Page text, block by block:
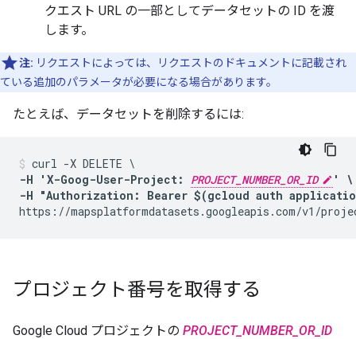
クエスト URL の一部としてデータセットの ID を渡
します。
注: リクエストによっては、リクエストのドキュメントに記載され
ている追加のパラメータが必要になる場合があります。
たとえば、データセットを削除するには:
-H 'X-Goog-User-Project: PROJECT_NUMBER_OR_ID
' \
-H "Authorization: Bearer $(gcloud auth
https://mapsplatformdatasets.googleapis.com/v1/
プロジェクト番号を取得する
Google Cloud プロジェクトの PROJECT_NUMBER_OR_ID